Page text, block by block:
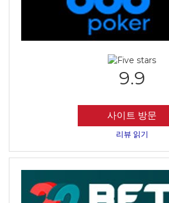
9.9
사이트 방문
리뷰 읽기